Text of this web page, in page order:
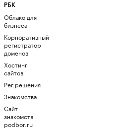
РБК
Облако для
бизнеса
Корпоративный
регистратор
доменов
Хостинг
сайтов
Рег.решения
Знакомства
Сайт
знакомств
podbor.ru